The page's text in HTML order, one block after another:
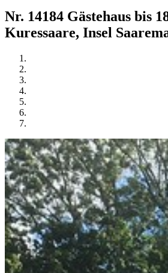
Nr. 14184 Gästehaus bis
Kuressaare, Insel